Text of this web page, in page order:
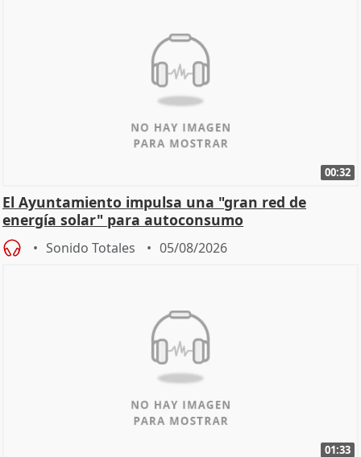
00:32
El Ayuntamiento impulsa una "gran red de
energía solar" para autoconsumo
Sonido Totales 05/08/2026
01:33